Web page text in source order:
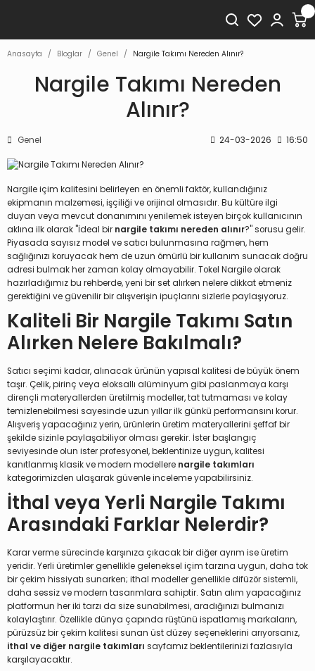
Anasayfa Bloglar Genel Nargile Takımı Nereden Alınır?
Nargile Takımı Nereden
Alınır?
Genel 24-03-2026 16:50
Nargile içim kalitesini belirleyen en önemli faktör, kullandığınız
ekipmanın malzemesi, işçiliği ve orijinal olmasıdır. Bu kültüre ilgi
duyan veya mevcut donanımını yenilemek isteyen birçok kullanıcının
aklına ilk olarak "İdeal bir nargile takımı nereden alınır?" sorusu gelir.
Piyasada sayısız model ve satıcı bulunmasına rağmen, hem
sağlığınızı koruyacak hem de uzun ömürlü bir kullanım sunacak doğru
adresi bulmak her zaman kolay olmayabilir. Tokel Nargile olarak
hazırladığımız bu rehberde, yeni bir set alırken nelere dikkat etmeniz
gerektiğini ve güvenilir bir alışverişin ipuçlarını sizlerle paylaşıyoruz.
Kaliteli Bir Nargile Takımı Satın
Alırken Nelere Bakılmalı?
Satıcı seçimi kadar, alınacak ürünün yapısal kalitesi de büyük önem
taşır. Çelik, pirinç veya eloksallı alüminyum gibi paslanmaya karşı
dirençli materyallerden üretilmiş modeller, tat tutmaması ve kolay
temizlenebilmesi sayesinde uzun yıllar ilk günkü performansını korur.
Alışveriş yapacağınız yerin, ürünlerin üretim materyallerini şeffaf bir
şekilde sizinle paylaşabiliyor olması gerekir. İster başlangıç
seviyesinde olun ister profesyonel, beklentinize uygun, kalitesi
kanıtlanmış klasik ve modern modellere nargile takımları
kategorimizden ulaşarak güvenle inceleme yapabilirsiniz.
İthal veya Yerli Nargile Takımı
Arasındaki Farklar Nelerdir?
Karar verme sürecinde karşınıza çıkacak bir diğer ayrım ise üretim
yeridir. Yerli üretimler genellikle geleneksel içim tarzına uygun, daha tok
bir çekim hissiyatı sunarken; ithal modeller genellikle difüzör sistemli,
daha sessiz ve modern tasarımlara sahiptir. Satın alım yapacağınız
platformun her iki tarzı da size sunabilmesi, aradığınızı bulmanızı
kolaylaştırır. Özellikle dünya çapında rüştünü ispatlamış markaların,
pürüzsüz bir çekim kalitesi sunan üst düzey seçeneklerini arıyorsanız,
ithal ve diğer nargile takımları sayfamız beklentilerinizi fazlasıyla
karşılayacaktır.